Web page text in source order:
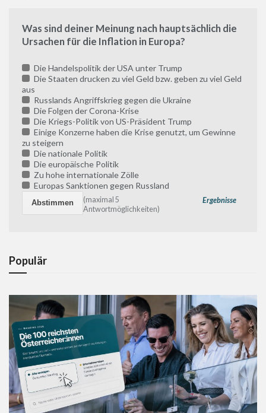
Was sind deiner Meinung nach hauptsächlich die
Ursachen für die Inflation in Europa?
Die Handelspolitik der USA unter Trump
Die Staaten drucken zu viel Geld bzw. geben zu viel Geld
aus
Russlands Angriffskrieg gegen die Ukraine
Die Folgen der Corona-Krise
Die Kriegs-Politik von US-Präsident Trump
Einige Konzerne haben die Krise genutzt, um Gewinne
zu steigern
Die nationale Politik
Die europäische Politik
Zu hohe internationale Zölle
Europas Sanktionen gegen Russland
Ergebnisse
(maximal 5
Antwortmöglichkeiten)
Populär